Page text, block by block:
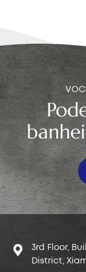
estreitos,
necessário
altura ideal
e, ao mesmo
comuns de
sanitários
uma
mudanças
ela empurra
água. No
moderno e
maioria dos
sanitários
ajuda a
estável e
3rd Floor,
District,